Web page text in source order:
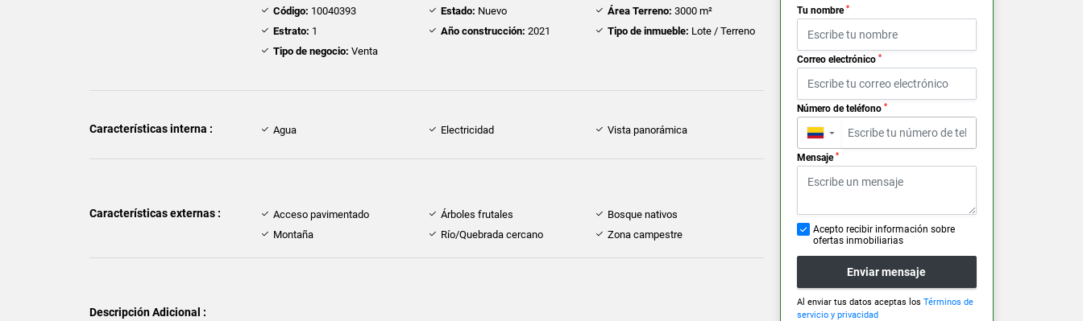
Código: 10040393 Estado: Nuevo Área Terreno: 3000 m²
Estrato: 1 Año construcción: 2021 Tipo de inmueble: Lote / Terreno
Tipo de negocio: Venta
Características interna : Agua Electricidad Vista panorámica
Características externas : Acceso pavimentado Árboles frutales
Bosque nativos
Montaña
Río/Quebrada cercano Zona campestre
Descripción Adicional :
Tu nombre *
Correo electrónico *
Número de teléfono *
▼
Mensaje *
Acepto recibir información sobre
ofertas inmobiliarias
Enviar mensaje
Al enviar tus datos aceptas los Términos de
servicio y privacidad